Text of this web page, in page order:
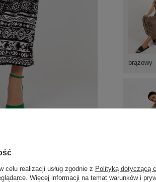
brązowy
celu realizacji usług zgodnie z Polityką dotyczącą
Więcej informacji na temat warunków i